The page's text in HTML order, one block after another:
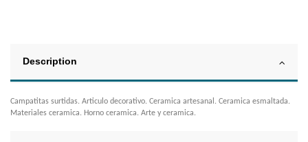
Description
Campatitas surtidas. Articulo decorativo. Ceramica artesanal. Ceramica esmaltada.
Materiales ceramica. Horno ceramica. Arte y ceramica.